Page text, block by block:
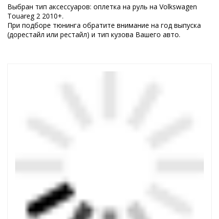
Выбран тип аксессуаров: оплетка на руль на Volkswagen
Touareg 2 2010+.
При подборе тюнинга обратите внимание на год выпуска
(дорестайл или рестайл) и тип кузова Вашего авто.